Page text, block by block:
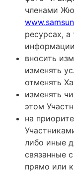
членами
ресурсах,
вносить
изменять
отменять
изменять
этом
на
либо иные
связанные
прямо или